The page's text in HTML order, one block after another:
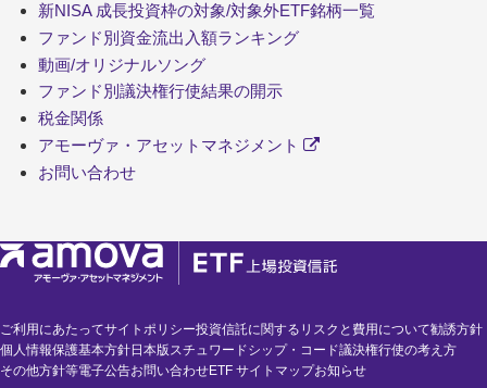
新NISA 成長投資枠の対象/対象外ETF銘柄一覧
ファンド別資金流出入額ランキング
動画/オリジナルソング
ファンド別議決権行使結果の開示
税金関係
アモーヴァ・アセットマネジメント
お問い合わせ
ご利用にあたってサイトポリシー投資信託に関するリスクと費用について勧誘方針
個人情報保護基本方針日本版スチュワードシップ・コード議決権行使の考え方
その他方針等電子公告お問い合わせETF サイトマップお知らせ